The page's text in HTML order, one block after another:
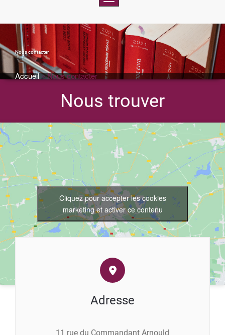
Nous contacter
Accueil»Nous contacter
Nous trouver
Cliquez pour accepter les cookies
marketing et activer ce contenu
Adresse
11 rue du Commandant Arnould